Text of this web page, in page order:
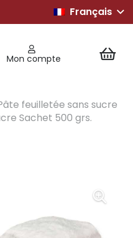
Français
Mon compte
feuilletée sans sucre
Sachet 500 grs.